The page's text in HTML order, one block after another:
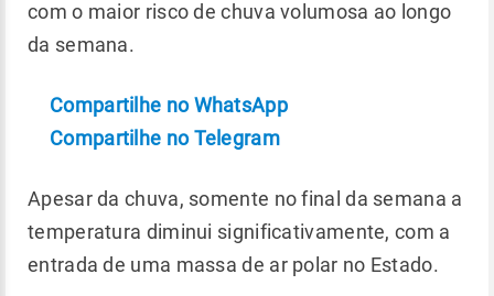
com o maior risco de chuva volumosa ao longo
da semana.
Compartilhe no WhatsApp
Compartilhe no Telegram
Apesar da chuva, somente no final da semana a
temperatura diminui significativamente, com a
entrada de uma massa de ar polar no Estado.